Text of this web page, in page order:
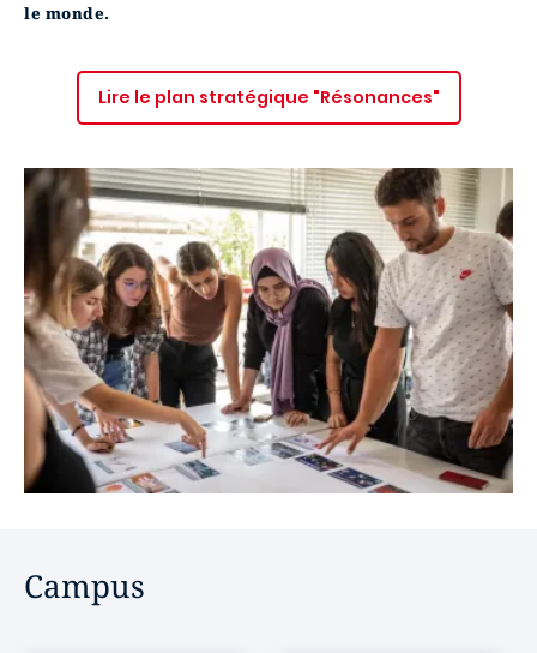
le monde.
Lire le plan stratégique "Résonances"
Campus